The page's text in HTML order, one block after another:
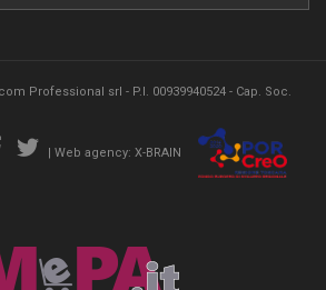
Professional srl - P.I. 00939940524 - Cap. Soc.
| Web agency: X-BRAIN